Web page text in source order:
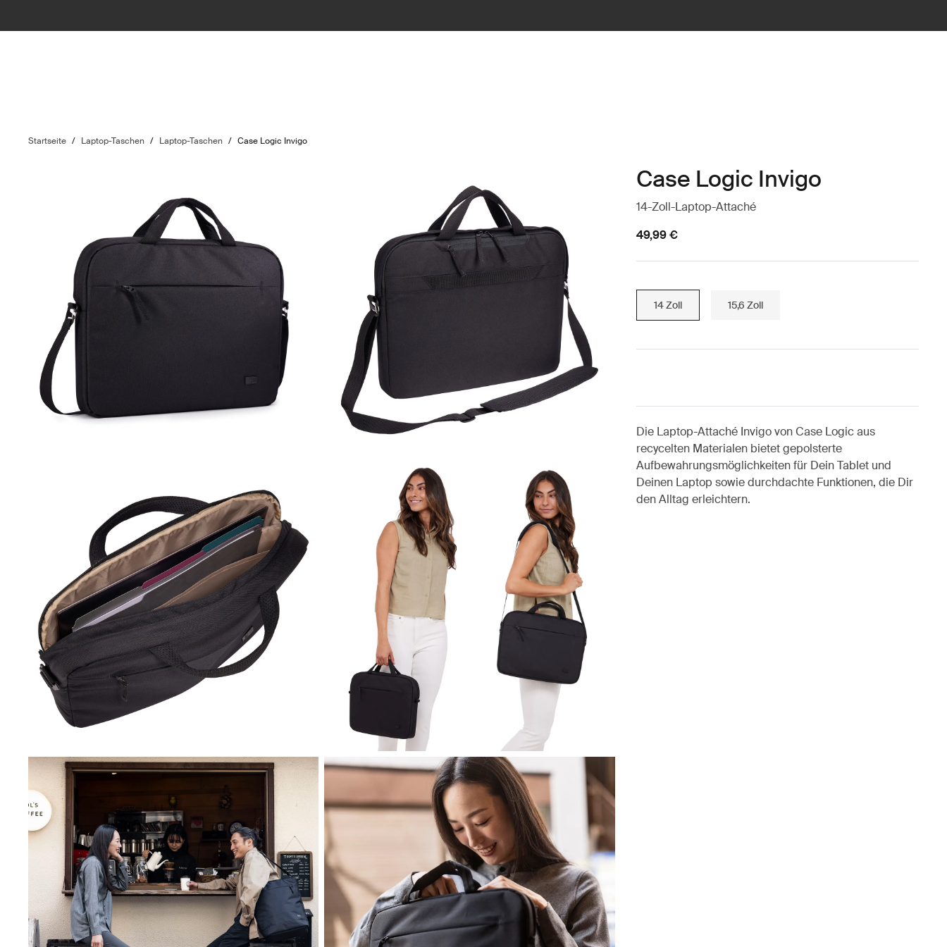
Startseite / Laptop-Taschen / Laptop-Taschen / Case Logic Invigo
Case Logic Invigo
14-Zoll-Laptop-Attaché
49,99 €
14 Zoll 15,6 Zoll
Die Laptop-Attaché Invigo von Case Logic aus
recycelten Materialen bietet gepolsterte
Aufbewahrungsmöglichkeiten für Dein Tablet und
Deinen Laptop sowie durchdachte Funktionen, die Dir
den Alltag erleichtern.